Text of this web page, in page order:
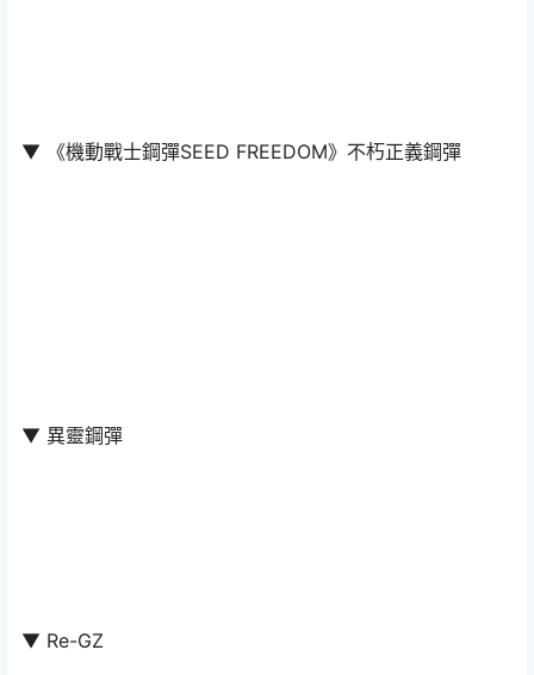
▼ 《機動戰士鋼彈SEED FREEDOM》不朽正義鋼彈
▼ 異靈鋼彈
▼ Re-GZ